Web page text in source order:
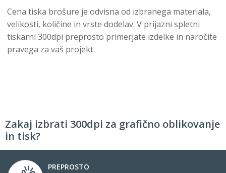
Cena tiska brošure je odvisna od izbranega materiala,
velikosti, količine in vrste dodelav. V prijazni spletni
tiskarni 300dpi preprosto primerjate izdelke in naročite
pravega za vaš projekt.
Zakaj izbrati 300dpi za grafično oblikovanje
in tisk?
PREPROSTO